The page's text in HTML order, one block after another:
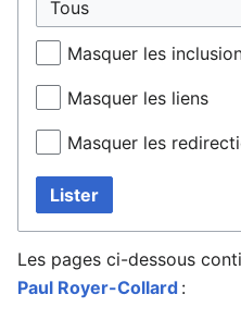
Masquer les
Masquer les liens
Masquer les
Lister
Les pages ci-dessous
Paul Royer-Collard :